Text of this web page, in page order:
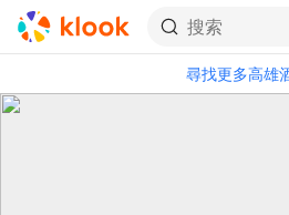
搜索
尋找更多高雄